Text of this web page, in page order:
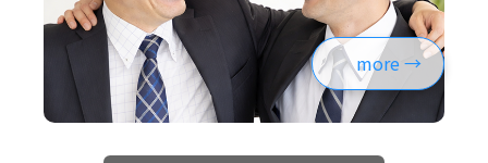
more